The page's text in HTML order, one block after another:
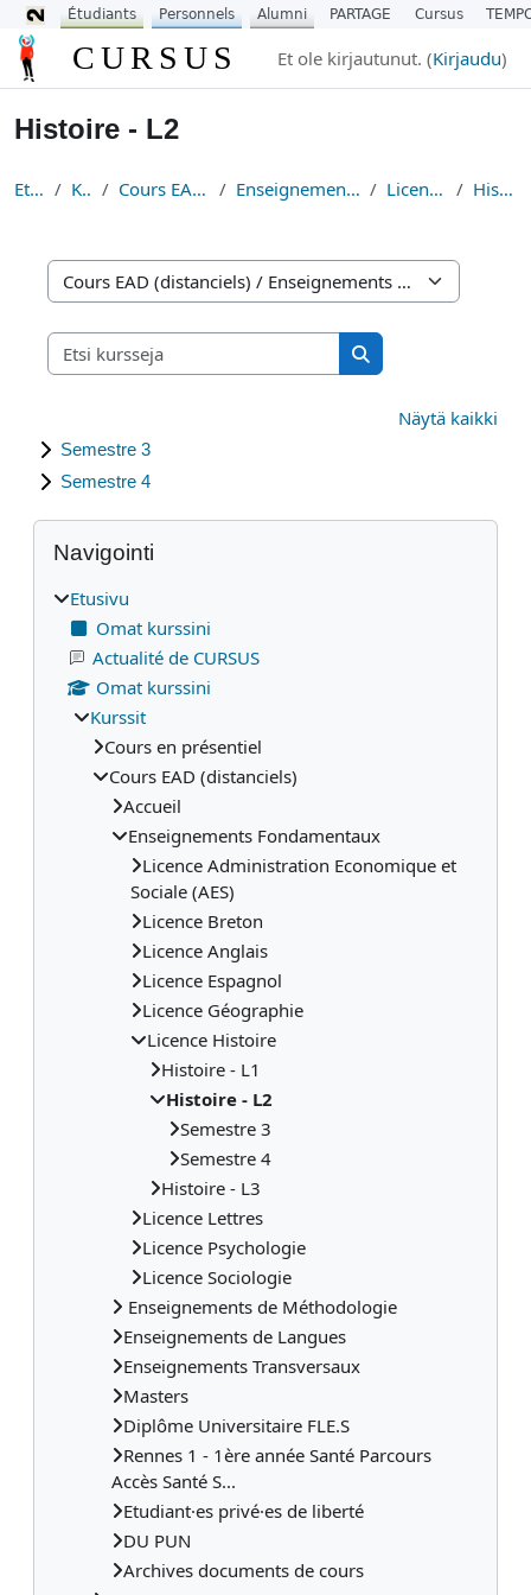
Siirry pääsisältöönCURSUS Et ole kirjautunut. (Kirjaudu)
Histoire - L2
Etusivu Kurssit Cours EAD (distanciels) Enseignements Fondamentaux Licence Histoire Histoire - L2
Kurssikategoriat
Etsi kursseja
Etsi kursseja
Näytä kaikki
Semestre 3
Semestre 4
Lohkot
Ohita Navigointi
Navigointi
Etusivu
Omat kurssini
Actualité de CURSUS
Omat kurssini
Kurssit
Cours en présentiel
Cours EAD (distanciels)
Accueil
Enseignements Fondamentaux
Licence Administration Economique et
Sociale (AES)
Licence Breton
Licence Anglais
Licence Espagnol
Licence Géographie
Licence Histoire
Histoire - L1
Histoire - L2
Semestre 3
Semestre 4
Histoire - L3
Licence Lettres
Licence Psychologie
Licence Sociologie
Enseignements de Méthodologie
Enseignements de Langues
Enseignements Transversaux
Masters
Diplôme Universitaire FLE.S
Rennes 1 - 1ère année Santé Parcours
Accès Santé S...
Etudiant·es privé·es de liberté
DU PUN
Archives documents de cours
Étudiants Personnels Alumni PARTAGE Cursus